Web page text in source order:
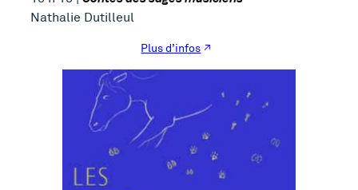
Nathalie Dutilleul
Plus d’infos